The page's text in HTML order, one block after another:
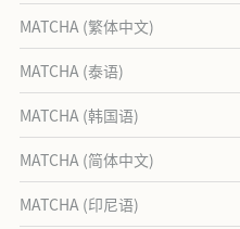
MATCHA (繁体中文)
MATCHA (泰语)
MATCHA (韩国语)
MATCHA (简体中文)
MATCHA (印尼语)